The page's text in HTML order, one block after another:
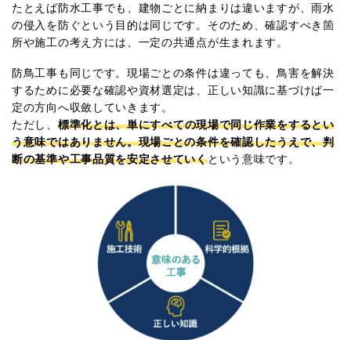
たとえば防水工事でも、建物ごとに納まりは違いますが、雨水
の侵入を防ぐという目的は同じです。そのため、確認すべき箇
所や施工の考え方には、一定の共通点が生まれます。
防鳥工事も同じです。現場ごとの条件は違っても、鳥害を解決
するために必要な確認や資材選定は、正しい知識に基づけば一
定の方向へ収斂していきます。
ただし、 標準化とは、単にすべての現場で同じ作業をするとい
う意味ではありません。現場ごとの条件を確認したうえで、判
断の基準や工事品質を安定させていくという意味です。